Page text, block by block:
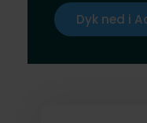
Dyk ned i